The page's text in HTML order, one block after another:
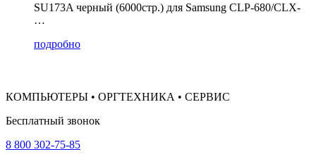
SU173A черный (6000стр.) для Samsung CLP-680/CLX-
…
подробно
КОМПЬЮТЕРЫ • ОРГТЕХНИКА • СЕРВИС
Бесплатный звонок
8 800 302-75-85